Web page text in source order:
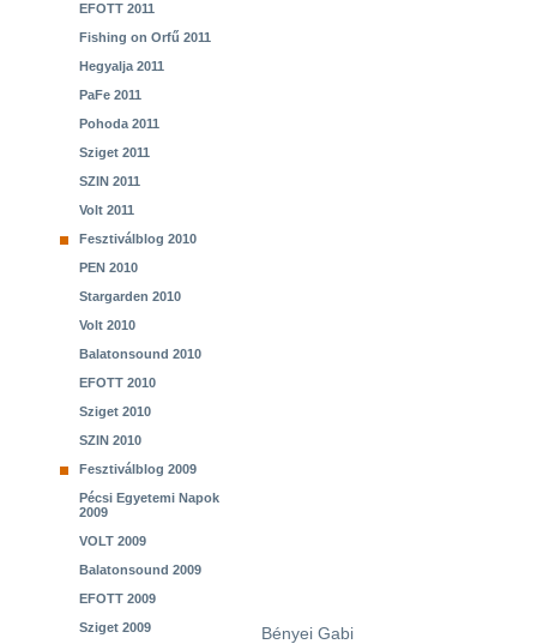
EFOTT 2011
Fishing on Orfű 2011
Hegyalja 2011
PaFe 2011
Pohoda 2011
Sziget 2011
SZIN 2011
Volt 2011
Fesztiválblog 2010
PEN 2010
Stargarden 2010
Volt 2010
Balatonsound 2010
EFOTT 2010
Sziget 2010
SZIN 2010
Fesztiválblog 2009
Pécsi Egyetemi Napok
2009
VOLT 2009
Balatonsound 2009
EFOTT 2009
Sziget 2009
Bényei Gabi